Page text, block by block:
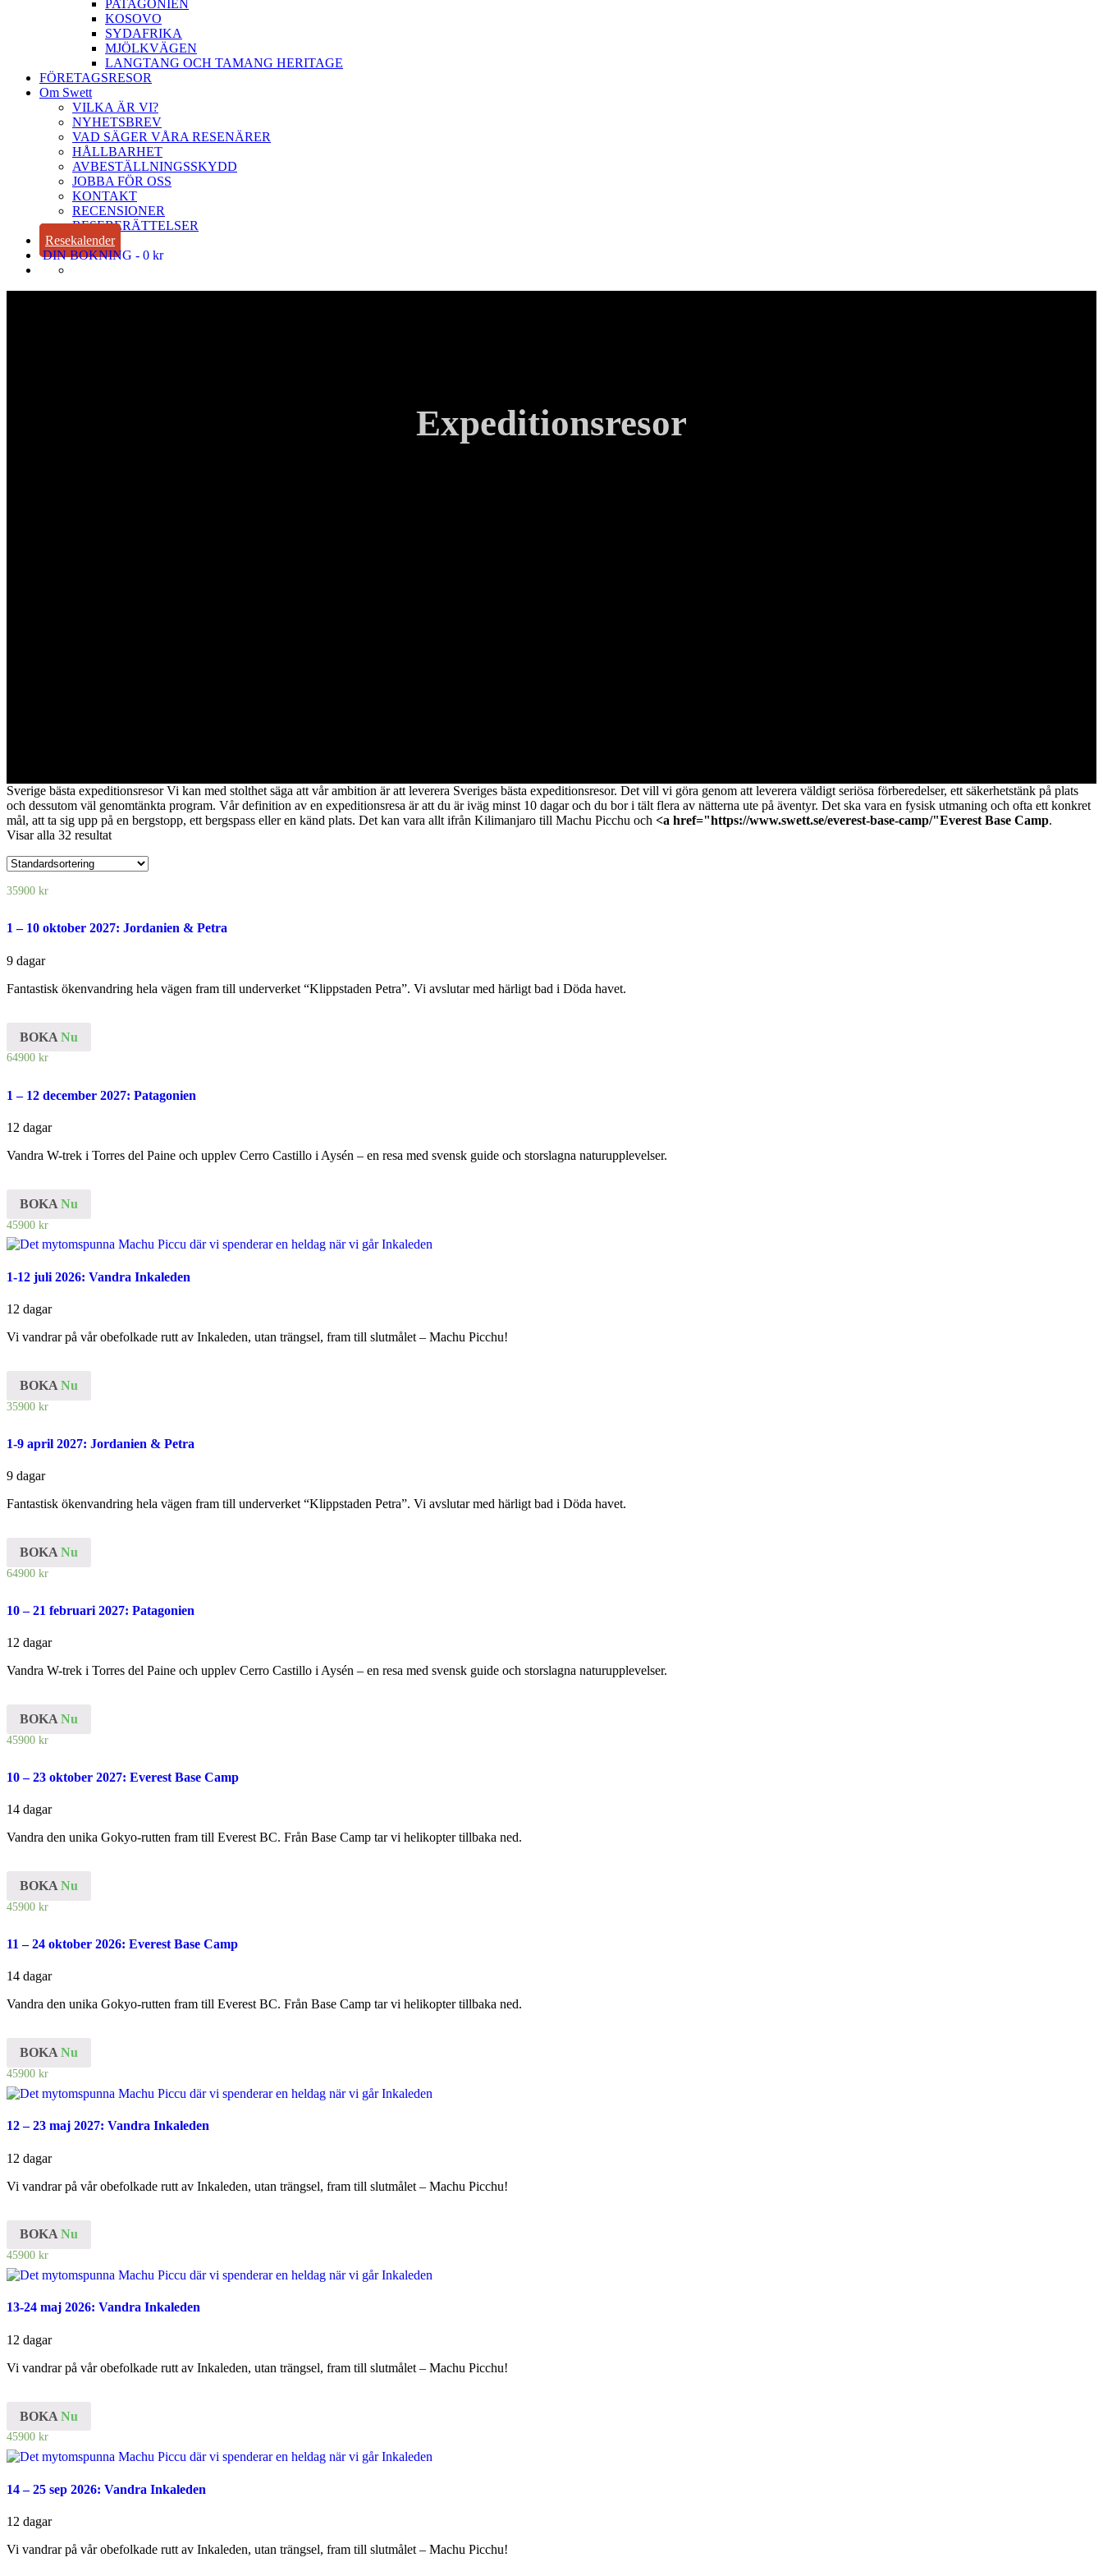
PATAGONIEN
KOSOVO
SYDAFRIKA
MJÖLKVÄGEN
LANGTANG OCH TAMANG HERITAGE
FÖRETAGSRESOR
Om Swett
VILKA ÄR VI?
NYHETSBREV
VAD SÄGER VÅRA RESENÄRER
HÅLLBARHET
AVBESTÄLLNINGSSKYDD
JOBBA FÖR OSS
KONTAKT
RECENSIONER
RESEBERÄTTELSER
Resekalender
DIN BOKNING
0 kr
Expeditionsresor
Sverige bästa expeditionsresor Vi kan med stolthet säga att vår ambition är att leverera Sveriges bästa expeditionsresor. Det vill vi göra genom att leverera väldigt seriösa förberedelser, ett säkerhetstänk på plats
och dessutom väl genomtänkta program. Vår definition av en expeditionsresa är att du är iväg minst 10 dagar och du bor i tält flera av nätterna ute på äventyr. Det ska vara en fysisk utmaning och ofta ett konkret
mål, att ta sig upp på en bergstopp, ett bergspass eller en känd plats. Det kan vara allt ifrån Kilimanjaro till Machu Picchu och <a href="https://www.swett.se/everest-base-camp/"Everest Base Camp.
Visar alla 32 resultat
35900 kr
1 – 10 oktober 2027: Jordanien & Petra
9 dagar
Fantastisk ökenvandring hela vägen fram till underverket “Klippstaden Petra”. Vi avslutar med härligt bad i Döda havet.
BOKA Nu
64900 kr
1 – 12 december 2027: Patagonien
12 dagar
Vandra W-trek i Torres del Paine och upplev Cerro Castillo i Aysén – en resa med svensk guide och storslagna naturupplevelser.
BOKA Nu
45900 kr
1-12 juli 2026: Vandra Inkaleden
12 dagar
Vi vandrar på vår obefolkade rutt av Inkaleden, utan trängsel, fram till slutmålet – Machu Picchu!
BOKA Nu
35900 kr
1-9 april 2027: Jordanien & Petra
9 dagar
Fantastisk ökenvandring hela vägen fram till underverket “Klippstaden Petra”. Vi avslutar med härligt bad i Döda havet.
BOKA Nu
64900 kr
10 – 21 februari 2027: Patagonien
12 dagar
Vandra W-trek i Torres del Paine och upplev Cerro Castillo i Aysén – en resa med svensk guide och storslagna naturupplevelser.
BOKA Nu
45900 kr
10 – 23 oktober 2027: Everest Base Camp
14 dagar
Vandra den unika Gokyo-rutten fram till Everest BC. Från Base Camp tar vi helikopter tillbaka ned.
BOKA Nu
45900 kr
11 – 24 oktober 2026: Everest Base Camp
14 dagar
Vandra den unika Gokyo-rutten fram till Everest BC. Från Base Camp tar vi helikopter tillbaka ned.
BOKA Nu
45900 kr
12 – 23 maj 2027: Vandra Inkaleden
12 dagar
Vi vandrar på vår obefolkade rutt av Inkaleden, utan trängsel, fram till slutmålet – Machu Picchu!
BOKANu
45900 kr
13-24 maj 2026: Vandra Inkaleden
12 dagar
Vi vandrar på vår obefolkade rutt av Inkaleden, utan trängsel, fram till slutmålet – Machu Picchu!
BOKA Nu
45900 kr
14 – 25 sep 2026: Vandra Inkaleden
12 dagar
Vi vandrar på vår obefolkade rutt av Inkaleden, utan trängsel, fram till slutmålet – Machu Picchu!